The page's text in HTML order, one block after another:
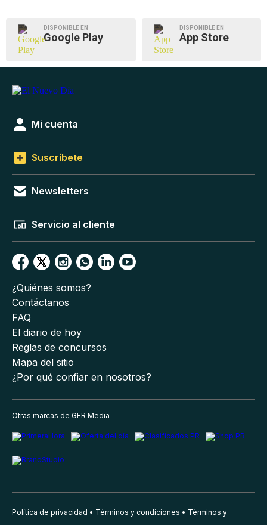
DISPONIBLE EN
Google Play
DISPONIBLE EN
App Store
Mi cuenta
Suscríbete
Newsletters
Servicio al cliente
¿Quiénes somos?
Contáctanos
FAQ
El diario de hoy
Reglas de concursos
Mapa del sitio
¿Por qué confiar en nosotros?
Otras marcas de GFR Media
Política de privacidad Términos y condiciones
Términos y